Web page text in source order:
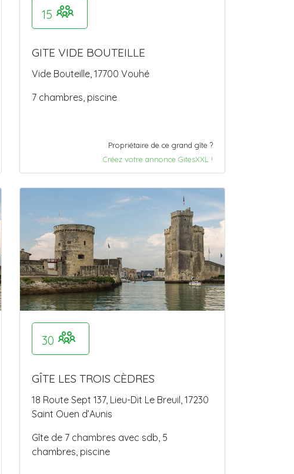
15
GITE VIDE BOUTEILLE
Vide Bouteille, 17700 Vouhé
7 chambres, piscine
Propriétaire de ce grand gîte ?
Créez votre annonce GitesXXL !
30
GÎTE LES TROIS CÈDRES
18 Route Sept 137, Lieu-Dit Le Breuil, 17230
Saint Ouen d’Aunis
Gîte de 7 chambres avec sdb, 5
chambres, piscine